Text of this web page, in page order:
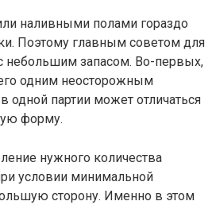
наливными полами гораздо
Поэтому главным советом для
с небольшим запасом. Во-первых,
его одним неосторожным
партии может отличаться
форму.
нужного количества
условии минимальной
сторону. Именно в этом